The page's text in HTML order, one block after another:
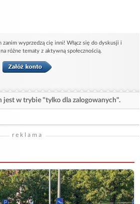
wyprzedzą cię inni! Włącz się do dyskusji i
różne tematy z aktywną społecznością.
jest w trybie "tylko dla zalogowanych".
reklama